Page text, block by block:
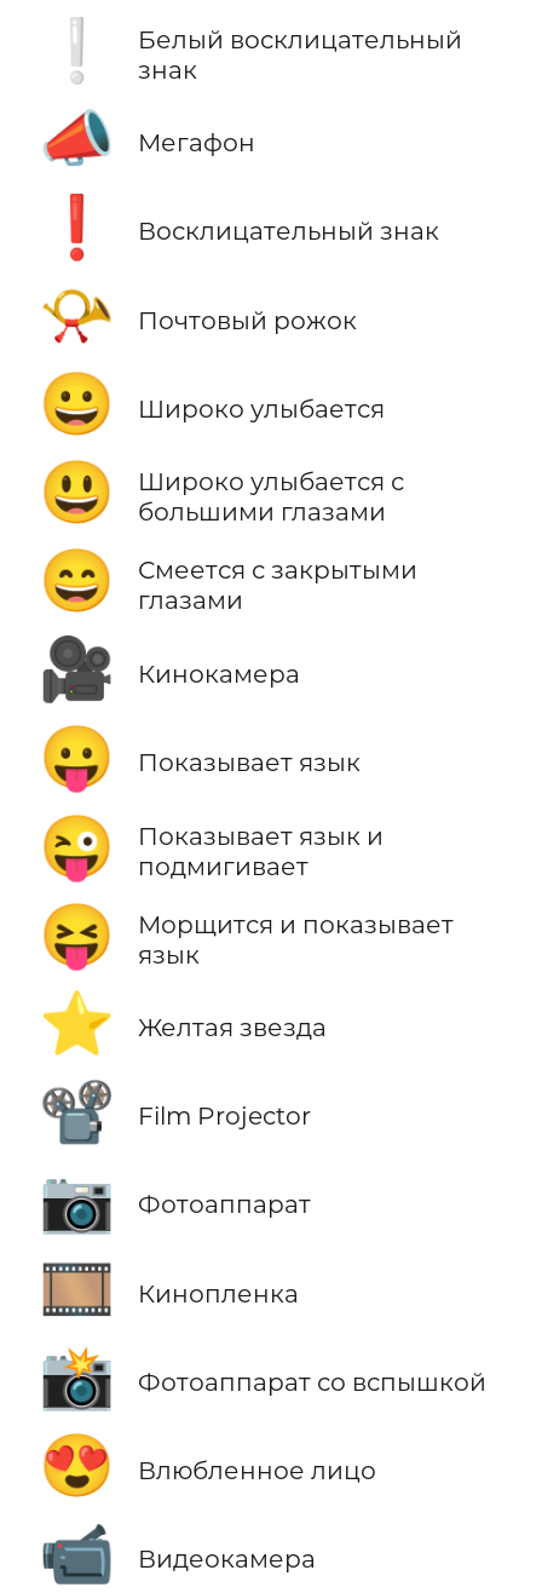
❕
Белый восклицательный
знак
📣 Мегафон
❗ Восклицательный знак
📯 Почтовый рожок
😀 Широко улыбается
😃
Широко улыбается с
большими глазами
😄
Смеется с закрытыми
глазами
🎥 Кинокамера
😛 Показывает язык
😜
Показывает язык и
подмигивает
😝
Морщится и показывает
язык
⭐ Желтая звезда
📽️ Film Projector
📷 Фотоаппарат
🎞️ Кинопленка
📸 Фотоаппарат со вспышкой
😍 Влюбленное лицо
📹 Видеокамера